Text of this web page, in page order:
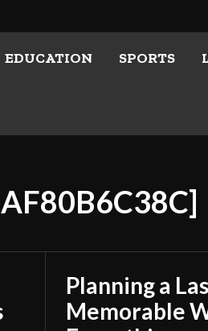
EDUCATION SPORTS
Planning a
Memorable